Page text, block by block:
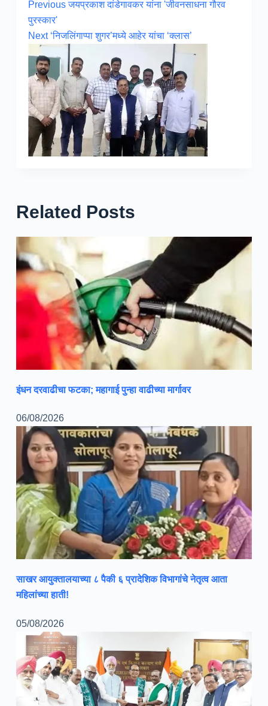
Previousजयप्रकाश दांडेगावकर यांना 'जीवनसाधना गौरव
पुरस्कार'
Next ‘निजलिंगाप्पा शुगर’मध्ये आहेर यांचा ‘क्लास’
Related Posts
इंधन दरवाढीचा फटका; महागाई पुन्हा वाढीच्या मार्गावर
06/08/2026
साखर आयुक्तालयाच्या ८ पैकी ६ प्रादेशिक विभागांचे नेतृत्व आता
महिलांच्या हाती!
05/08/2026